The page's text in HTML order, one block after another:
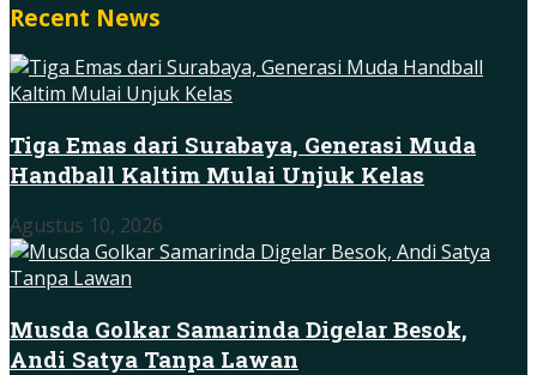
Recent News
Tiga Emas dari Surabaya, Generasi Muda
Handball Kaltim Mulai Unjuk Kelas
Agustus 10, 2026
Musda Golkar Samarinda Digelar Besok,
Andi Satya Tanpa Lawan